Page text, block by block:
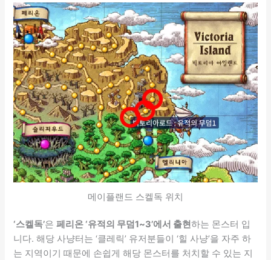
메이플랜드 스켈독 위치
‘스켈독’은페리온 ‘유적의 무덤1~3’에서 출현하는 몬스터 입
니다. 해당 사냥터는 ‘클레릭’ 유저분들이 ‘힐 사냥’을 자주 하
는 지역이기 때문에 손쉽게 해당 몬스터를 처치할 수 있는 지